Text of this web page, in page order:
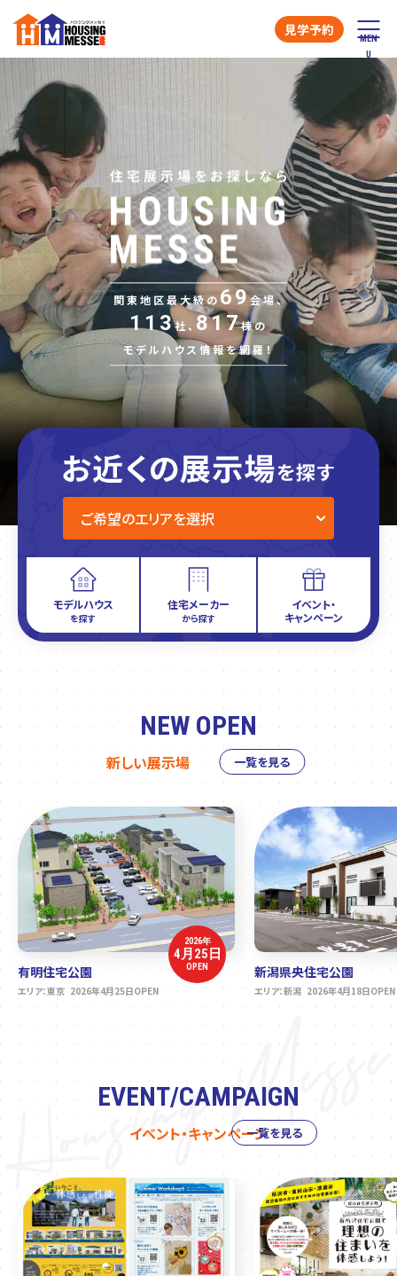
見学予約
関東地区最大級の 69会場、
113社、 817棟の
モデルハウス情報を網羅！
モデルハウス
を探す
住宅メーカー
から探す
イベント・
キャンペーン
NEW OPEN
新しい展示場 一覧を見る
2026年
4月25日
OPEN
有明住宅公園
エリア：東京 2026年4月25日OPEN
新潟県央住宅公園
エリア：新潟 2026年4月18日OPEN
EVENT/CAMPAIGN
イベント・キャンペーン一覧を見る